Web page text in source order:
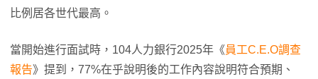
比例居各世代最高。
當開始進行面試時，104人力銀行2025年《員工C.E.O調查
報告》提到，77%在乎說明後的工作內容說明符合預期、